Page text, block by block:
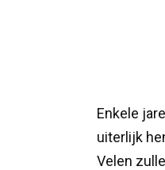
Enkele
uiterlijk
Velen